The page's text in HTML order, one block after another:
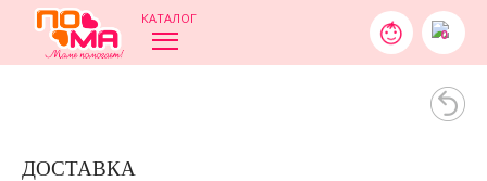
КАТАЛОГ
0
ДОСТАВКА